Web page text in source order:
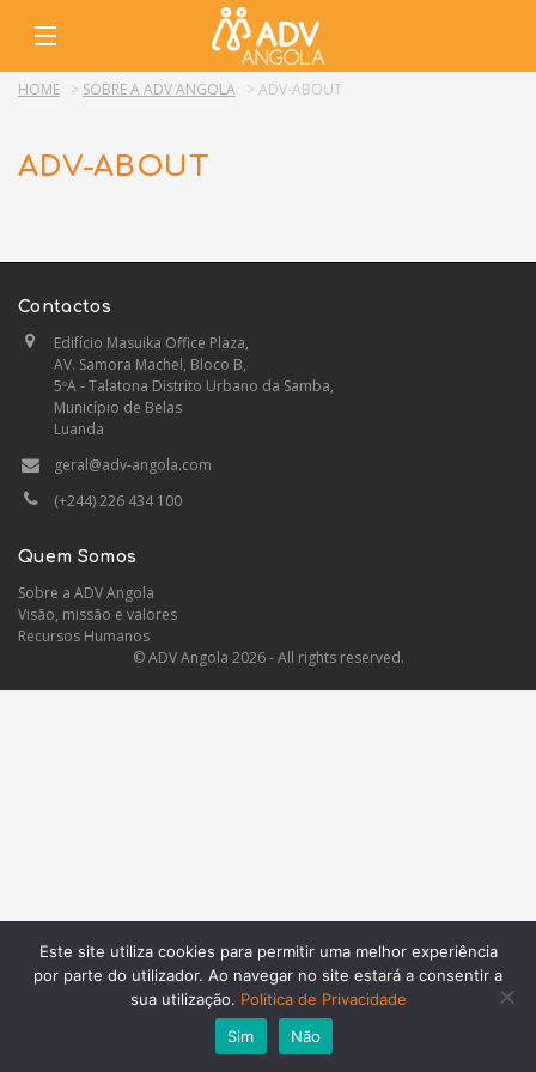
HOME > SOBRE A ADV ANGOLA > ADV-ABOUT
ADV-ABOUT
Contactos
Edifício Masuika Office Plaza,
AV. Samora Machel, Bloco B,
5ºA - Talatona Distrito Urbano da Samba,
Município de Belas
Luanda
geral@adv-angola.com
(+244) 226 434 100
Quem Somos
Sobre a ADV Angola
Visão, missão e valores
Recursos Humanos
© ADV Angola 2026 - All rights reserved.
Este site utiliza cookies para permitir uma melhor experiência
por parte do utilizador. Ao navegar no site estará a consentir a
sua utilização. Politica de Privacidade
Sim
Não